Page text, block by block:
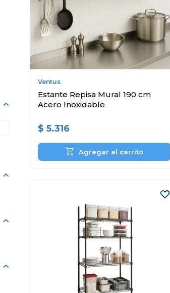
Ventus
Estante Repisa Mural 190 cm
Acero Inoxidable
$ 5.316